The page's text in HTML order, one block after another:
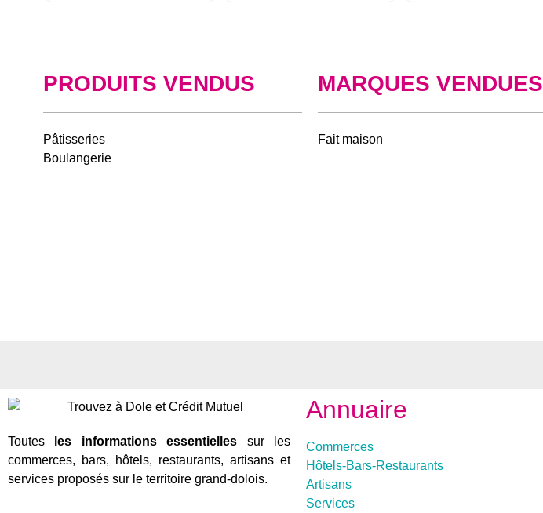
PRODUITS VENDUS
Pâtisseries
Boulangerie
MARQUES VENDUES
Fait maison
Toutes les informations essentielles sur les
commerces, bars, hôtels, restaurants, artisans et
services proposés sur le territoire grand-dolois.
Annuaire
Commerces
Hôtels-Bars-Restaurants
Artisans
Services